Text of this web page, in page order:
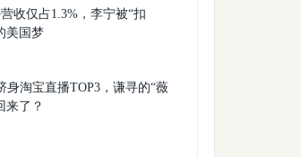
收仅占1.3%，李宁被“扣
美国梦
身淘宝直播TOP3，谦寻的“薇
来了？